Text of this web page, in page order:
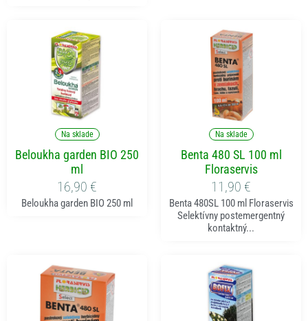
Pridať do košíka
Na sklade
Beloukha garden BIO 250
ml
16,90 €
Beloukha garden BIO 250 ml
Pridať do košíka
Na sklade
Benta 480 SL 100 ml
Floraservis
11,90 €
Benta 480SL 100 ml Floraservis
Selektívny postemergentný
kontaktný...